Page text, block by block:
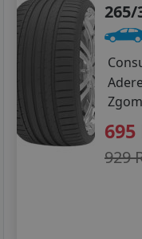
265/
695
929